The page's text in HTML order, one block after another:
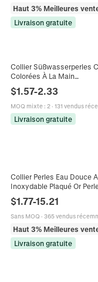
Haut 3% Meilleures
Livraison gratuite
Collier Süßwasserperles
Colorées À La Main
Süßwasserperle Eau Douce
Naturelle Pendentif
Mauvais Œil Acier
Femme
$1.57-2.33
MOQ mixte: 2· 131 vendus
Livraison gratuite
Collier Perles Eau Douce
Inoxydable Plaqué Or
Baroque Choker Pour
Imperméable
Bijoux
$1.77-15.21
Sans MOQ · 365 vendus
Haut 3% Meilleures
Livraison gratuite